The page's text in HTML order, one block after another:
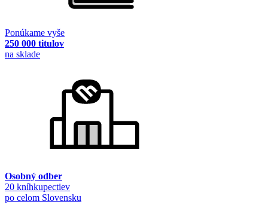
Ponúkame vyše
250 000 titulov
na sklade
Osobný odber
20 kníhkupectiev
po celom Slovensku